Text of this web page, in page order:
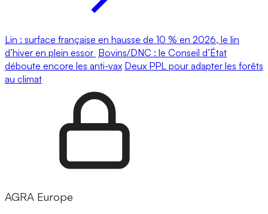
Lin : surface française en hausse de 10 % en 2026, le lin
d’hiver en plein essor Bovins/DNC : le Conseil d’État
déboute encore les anti-vax Deux PPL pour adapter les forêts
au climat
AGRA Europe